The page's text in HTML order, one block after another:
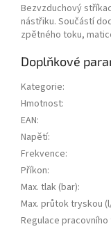
Bezvzduchový
nástřiku. Součástí
zpětného toku,
Doplňkové
Kategorie:
Hmotnost:
EAN:
Napětí:
Frekvence:
Příkon:
Max. tlak (bar):
Max. průtok tryskou
Regulace pracovního